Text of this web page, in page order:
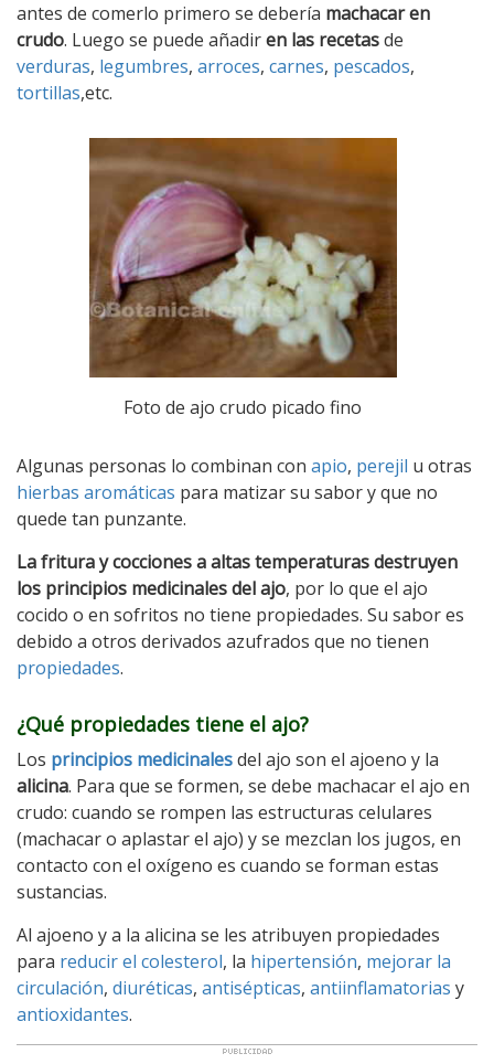
antes de comerlo primero se debería machacar en
crudo. Luego se puede añadiren las recetasde
verduras, legumbres, arroces, carnes, pescados,
tortillas,etc.
Foto de ajo crudo picado fino
Algunas personas lo combinan con apio, perejil u otras
hierbas aromáticas para matizar su sabor y que no
quede tan punzante.
La fritura y cocciones a altas temperaturas destruyen
los principios medicinales del ajo, por lo que el ajo
cocido o en sofritos no tiene propiedades. Su sabor es
debido a otros derivados azufrados que no tienen
propiedades.
¿Qué propiedades tiene el ajo?
Los principios medicinalesdel ajo son el ajoeno y la
alicina. Para que se formen, se debe machacar el ajo en
crudo: cuando se rompen las estructuras celulares
(machacar o aplastar el ajo) y se mezclan los jugos, en
contacto con el oxígeno es cuando se forman estas
sustancias.
Al ajoeno y a la alicina se les atribuyen propiedades
para reducir el colesterol, la hipertensión, mejorar la
circulación, diuréticas, antisépticas, antiinflamatorias y
antioxidantes.